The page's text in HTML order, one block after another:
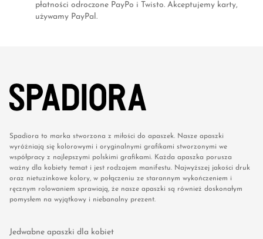
płatności odroczone PayPo i Twisto. Akceptujemy karty,
używamy PayPal.
Spadiora to marka stworzona z miłości do apaszek. Nasze apaszki
wyróżniają się kolorowymi i oryginalnymi grafikami stworzonymi we
współpracy z najlepszymi polskimi grafikami. Każda apaszka porusza
ważny dla kobiety temat i jest rodzajem manifestu. Najwyższej jakości druk
oraz nietuzinkowe kolory, w połączeniu ze starannym wykończeniem i
ręcznym rolowaniem sprawiają, że nasze apaszki są również doskonałym
pomysłem na wyjątkowy i niebanalny prezent.
Jedwabne apaszki dla kobiet